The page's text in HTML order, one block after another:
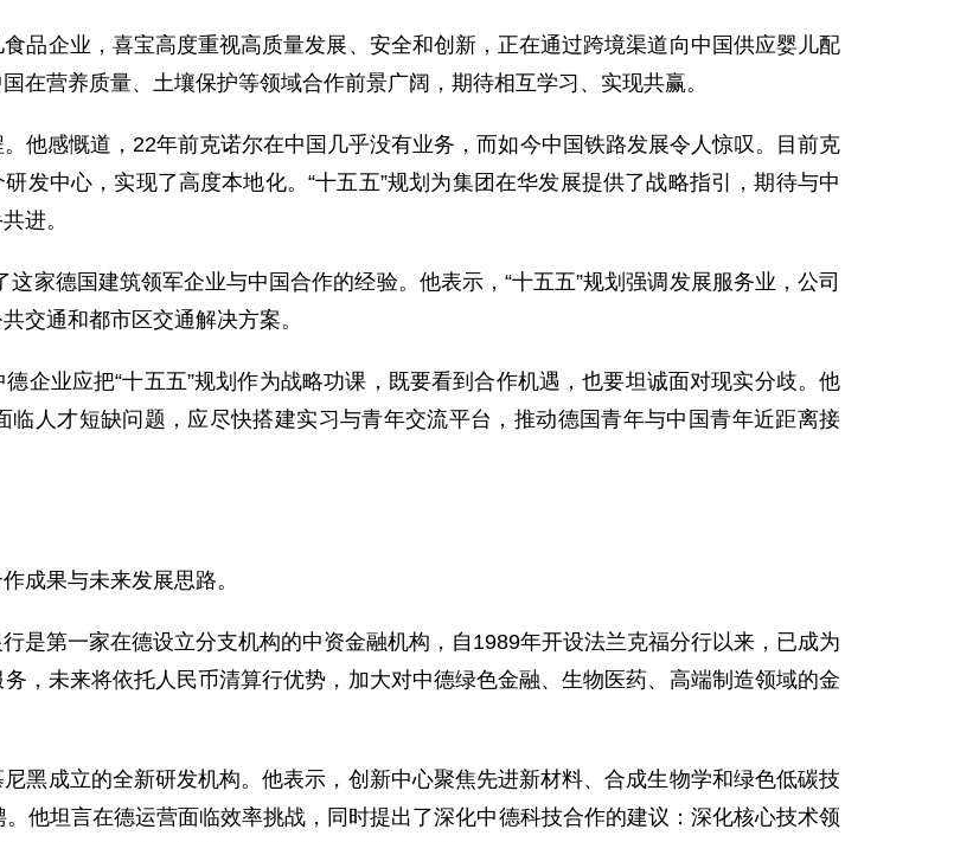
品企业，喜宝高度重视高质量发展、安全和创新，正在通过跨境渠道向中国供应婴儿配
在营养质量、土壤保护等领域合作前景广阔，期待相互学习、实现共赢。
他感慨道，22年前克诺尔在中国几乎没有业务，而如今中国铁路发展令人惊叹。目前克
发中心，实现了高度本地化。“十五五”规划为集团在华发展提供了战略指引，期待与中
进。
家德国建筑领军企业与中国合作的经验。他表示，“十五五”规划强调发展服务业，公司
交通和都市区交通解决方案。
企业应把“十五五”规划作为战略功课，既要看到合作机遇，也要坦诚面对现实分歧。他
人才短缺问题，应尽快搭建实习与青年交流平台，推动德国青年与中国青年近距离接
成果与未来发展思路。
是第一家在德设立分支机构的中资金融机构，自1989年开设法兰克福分行以来，已成为
，未来将依托人民币清算行优势，加大对中德绿色金融、生物医药、高端制造领域的金
黑成立的全新研发机构。他表示，创新中心聚焦先进新材料、合成生物学和绿色低碳技
他坦言在德运营面临效率挑战，同时提出了深化中德科技合作的建议：深化核心技术领